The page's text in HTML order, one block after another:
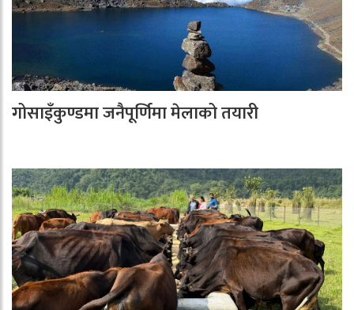
गोसाइँकुण्डमा जनैपूर्णिमा मेलाको तयारी